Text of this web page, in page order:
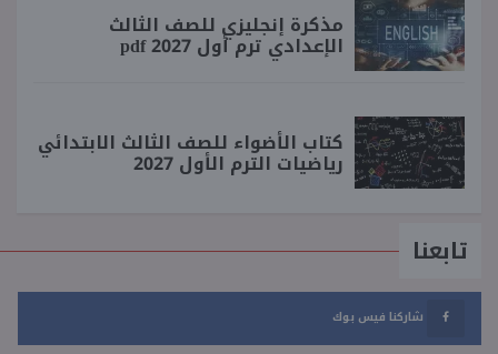
مذكرة إنجليزي للصف الثالث
الإعدادي ترم أول 2027 pdf
كتاب الأضواء للصف الثالث الابتدائي
رياضيات الترم الأول 2027
تابعنا
شاركنا فيس بوك